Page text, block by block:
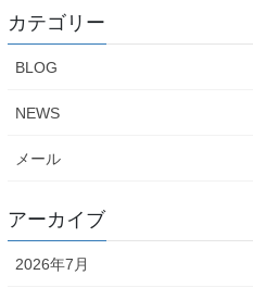
カテゴリー
BLOG
NEWS
メール
アーカイブ
2026年7月